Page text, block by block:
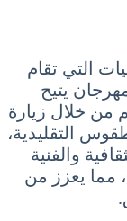
التي تقام
يتيح
من خلال زيارة
التقليدية،
والفنية
مما يعزز من